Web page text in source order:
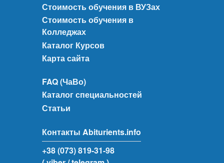
Стоимость обучения в ВУЗах
Стоимость обучения в
Колледжах
Каталог Курсов
Карта сайта
FAQ (ЧаВо)
Каталог специальностей
Статьи
Контакты Abiturients.info
+38 (073) 819-31-98